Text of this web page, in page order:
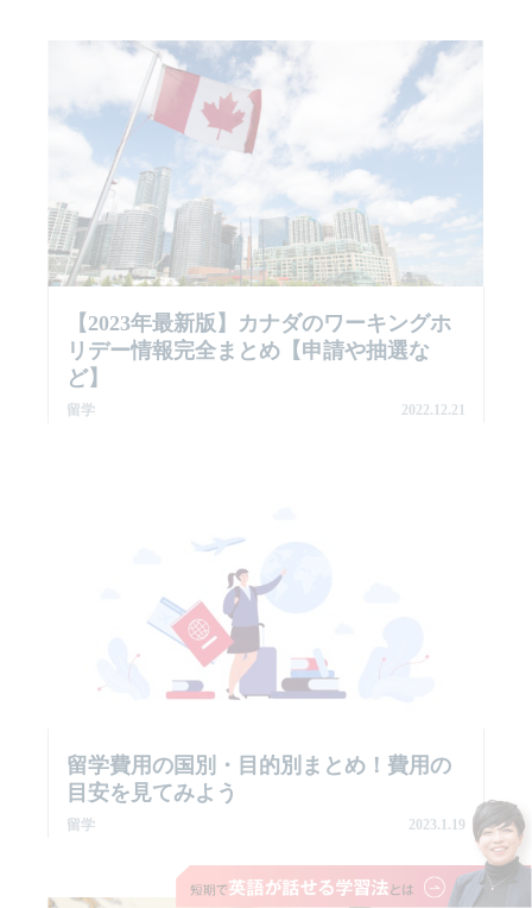
【2023年最新版】カナダのワーキングホ
リデー情報完全まとめ【申請や抽選な
ど】
留学 2022.12.21
留学費用の国別・目的別まとめ！費用の
目安を見てみよう
留学 2023.1.19